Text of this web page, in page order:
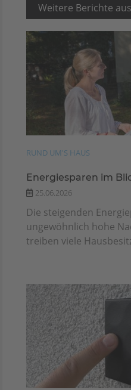
Weitere Berichte
RUND UM'S HAUS
Energiesparen im
25.06.2026
Die steigenden
ungewöhnlich hohe
treiben viele